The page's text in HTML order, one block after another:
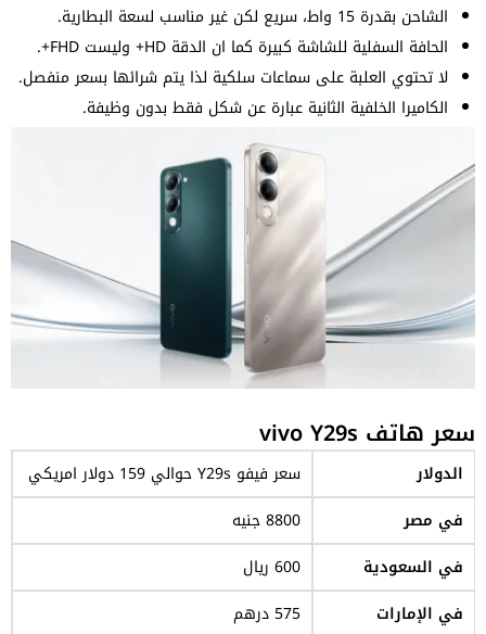
الشاحن بقدرة 15 واط، سريع لكن غير مناسب لسعة البطارية.
الحافة السفلية للشاشة كبيرة كما ان الدقة HD+ وليست FHD+.
لا تحتوي العلبة على سماعات سلكية لذا يتم شرائها بسعر منفصل.
الكاميرا الخلفية الثانية عبارة عن شكل فقط بدون وظيفة.
سعر هاتف vivo Y29s
الدولار
سعر فيفو Y29s حوالي 159 دولار امريكي
في مصر
8800 جنيه
في السعودية
600 ريال
في الإمارات
575 درهم